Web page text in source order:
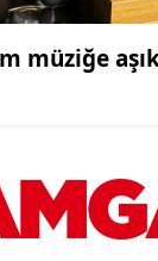
müziğe